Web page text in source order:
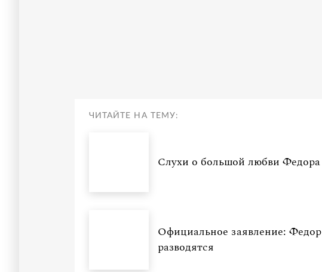
ЧИТАЙТЕ НА ТЕМУ:
Слухи о большой любви
Официальное заявление:
разводятся